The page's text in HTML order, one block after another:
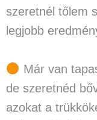
szeretnél tőlem
legjobb
Már van
de szeretnéd
azokat a